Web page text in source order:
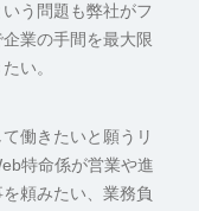
う問題も弊社がフ
業の手間を最大限
い。
働きたいと願うリ
特命係が営業や進
頼みたい、業務負